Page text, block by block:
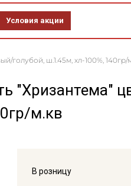
Условия акции
голубой, ш.1.45м, хл-100%, 140гр/
"Хризантема"
м.кв
В розницу